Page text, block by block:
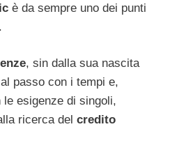
è da sempre uno dei punti
, sin dalla sua nascita
passo con i tempi e,
esigenze di singoli,
ricerca del credito